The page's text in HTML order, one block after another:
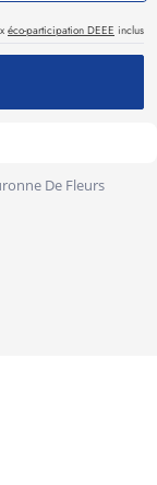
éco-participation DEEE inclus
De Fleurs